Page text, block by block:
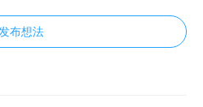
发布想法